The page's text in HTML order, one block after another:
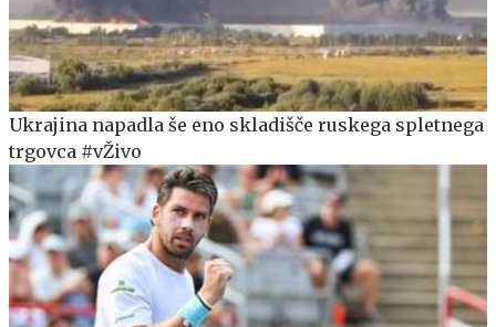
Ukrajina napadla še eno skladišče ruskega spletnega
trgovca #vŽivo